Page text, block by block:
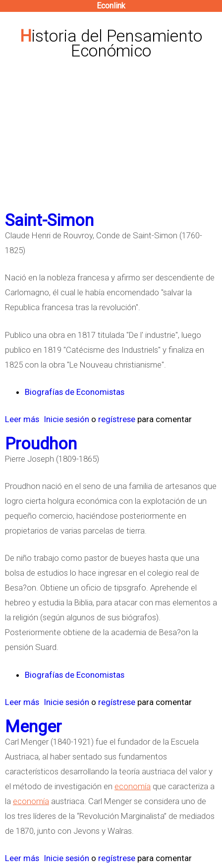
contenido
principal
Econlink
Historia del Pensamiento
Económico
Saint-Simon
Claude Henri de Rouvroy, Conde de Saint-Simon (1760-
1825)
Nació en la nobleza francesa y afirmo ser descendiente de
Carlomagno, él cual le había encomendado "salvar la
Republica francesa tras la revolución".
Publico una obra en 1817 titulada "De l' industrie", luego
publico en 1819 "Catécisme des Industriels" y finaliza en
1825 con la obra "Le Nouveau christianisme".
Biografías de Economistas
Leer más
b
r
S
m
n
Inicie sesión o regístrese para comentar
Proudhon
Pierre Joseph (1809-1865)
Proudhon nació en el seno de una familia de artesanos que
logro cierta holgura económica con la explotación de un
pequeño comercio, haciéndose posteriormente en
propietarios de varias parcelas de tierra.
De niño trabajo como pastor de bueyes hasta que una
bolsa de estudios lo hace ingresar en el colegio real de
Besa?on. Obtiene un oficio de tipsgrafo. Aprehende el
hebreo y estudia la Biblia, para atacar con mas elementos a
la religión (según algunos de sus biógrafos).
Posteriormente obtiene de la academia de Besa?on la
pensión Suard.
Biografías de Economistas
Leer más
b
r
e
P
r
o
u
d
Inicie sesión o regístrese para comentar
Menger
Carl Menger (1840-1921) fue el fundador de la Escuela
Austriaca, al haber sentado sus fundamentos
característicos desarrollando la teoría austriaca del valor y
el método de investigación en economía que caracteriza a
la economía austriaca. Carl Menger se considera uno de
los tres líderes de la “Revolución Marginalista” de mediados
de 1870, junto con Jevons y Walras.
Leer más Inicie sesión o regístrese para comentar